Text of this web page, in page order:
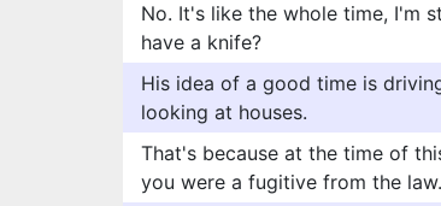
No. It's like the whole time, I'm
have a knife?
His idea of a good time is
looking at houses.
That's because at the time of
you were a fugitive from the law.